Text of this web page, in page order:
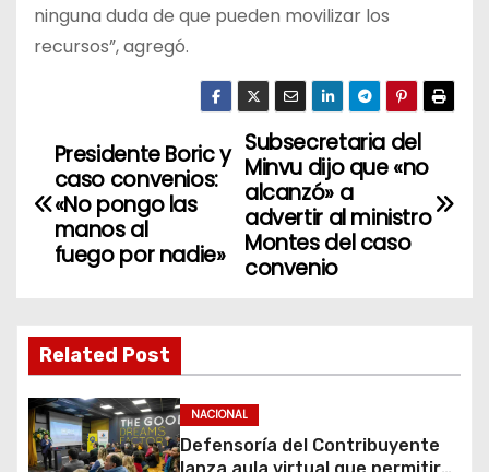
ninguna duda de que pueden movilizar los
recursos”, agregó.
N
a
g
a
c
Subsecretaria del
Minvu dijo que «no
alcanzó» a
advertir al ministro
Montes del caso
convenio
Presidente Boric y
caso convenios:
«No pongo las
manos al
fuego por nadie»
Related Post
NACIONAL
Defensoría del Contribuyente